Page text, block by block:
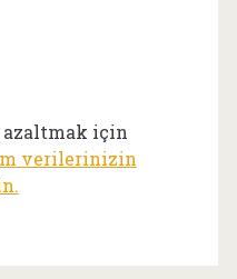
için
verilerinizin